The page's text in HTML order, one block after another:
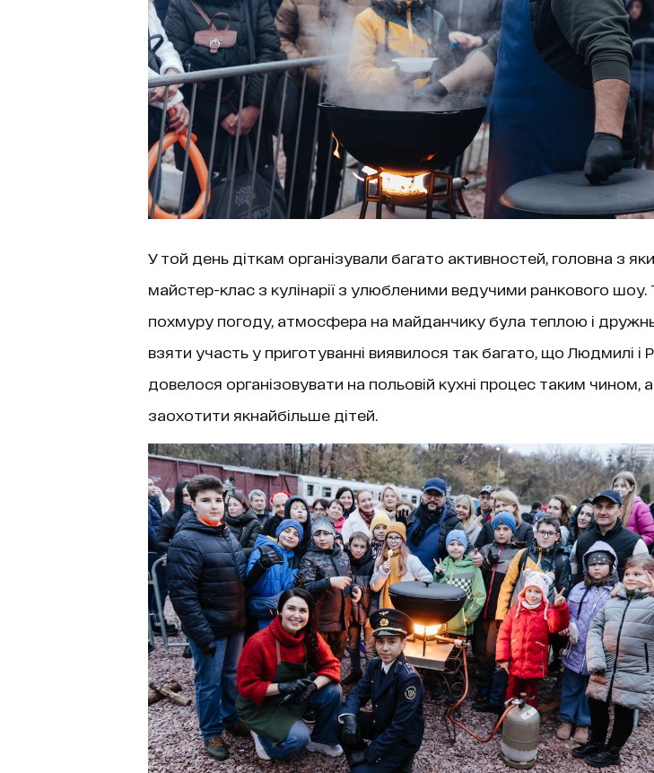
У той день діткам організували багато активностей, головна з
майстер-клас з кулінарії з улюбленими ведучими ранкового
похмуру погоду, атмосфера на майданчику була теплою і
взяти участь у приготуванні виявилося так багато, що Людмилі і
довелося організовувати на польовій кухні процес таким чином,
заохотити якнайбільше дітей.